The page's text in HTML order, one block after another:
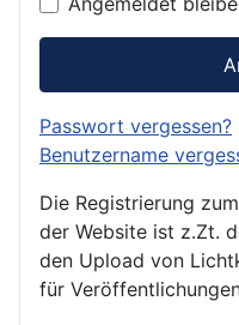
Passwort vergessen?
Benutzername
Die Registrierung
der Website ist z.Zt.
den Upload von
für